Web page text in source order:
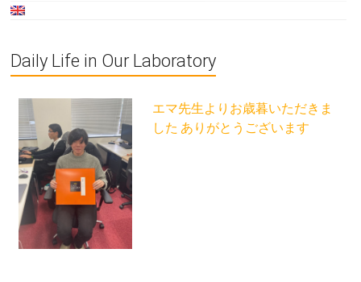
Daily Life in Our Laboratory
エマ先生よりお歳暮いただきま
した ありがとうございます